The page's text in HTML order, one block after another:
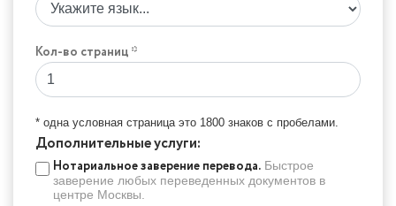
Кол-во страниц *
* одна условная страница это 1800 знаков с пробелами.
Дополнительные услуги:
Нотариальное заверение перевода. Быстрое
заверение любых переведенных документов в
центре Москвы.